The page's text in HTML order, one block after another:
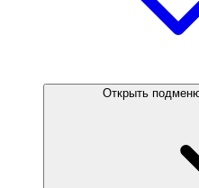
Открыть